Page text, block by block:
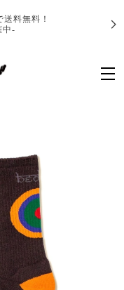
料無料！
中-